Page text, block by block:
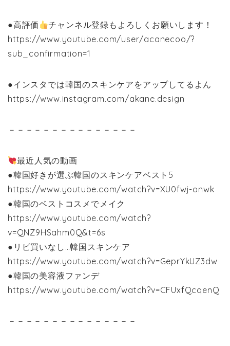
●高評価
チャンネル登録もよろしくお願いします！
https://www.youtube.com/user/acanecoo/?
sub_confirmation=1
●インスタでは韓国のスキンケアをアップしてるよん
https://www.instagram.com/akane.design
－－－－－－－－－－－－－－－
最近人気の動画
●韓国好きが選ぶ韓国のスキンケアベスト5
https://www.youtube.com/watch?v=XU0fwj-onwk
●韓国のベストコスメでメイク
https://www.youtube.com/watch?
v=QNZ9HSahm0Q&t=6s
●リピ買いなし…韓国スキンケア
https://www.youtube.com/watch?v=GeprYkUZ3dw
●韓国の美容液ファンデ
https://www.youtube.com/watch?v=CFUxfQcqenQ
－－－－－－－－－－－－－－－